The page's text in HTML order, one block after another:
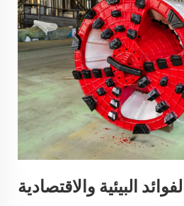
الفوائد البيئية والاقتصادية